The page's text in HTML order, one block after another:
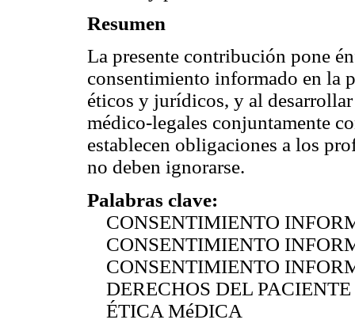
Resumen
La presente contribución pone
consentimiento informado en la
éticos y jurídicos, y al
médico-legales conjuntamente
establecen obligaciones a los
no deben ignorarse.
Palabras clave:
CONSENTIMIENTO
CONSENTIMIENTO
CONSENTIMIENTO
DERECHOS DEL PACIENTE
ÉTICA MéDICA